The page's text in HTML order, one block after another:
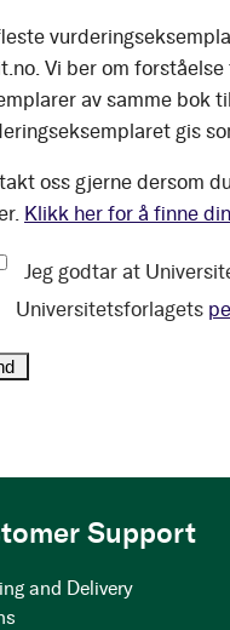
Vi ber om
av samme bok
gis
oss gjerne dersom
Klikk her for å finne
Jeg godtar at
Universitetsforlagets
Support
and Delivery